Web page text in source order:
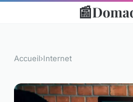
📰
Accueil›Internet